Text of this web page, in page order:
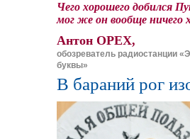
Чего хорошего добился
мог же он вообще ничего
Антон ОРЕХ,
обозреватель радиостанции
буквы»
В бараний рог